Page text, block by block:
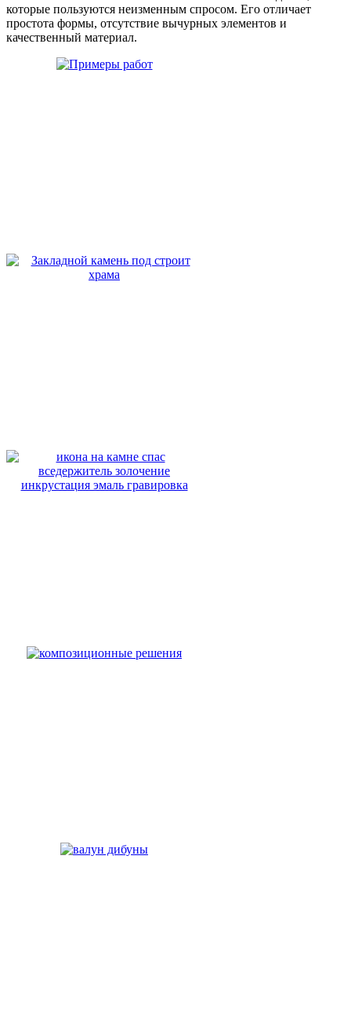
которые пользуются неизменным спросом. Его отличает
простота формы, отсутствие вычурных элементов и
качественный материал.